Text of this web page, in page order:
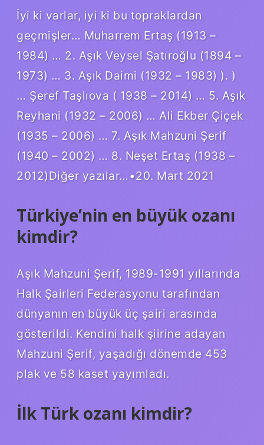
İyi ki varlar, iyi ki bu topraklardan
geçmişler… Muharrem Ertaş (1913 –
1984) … 2. Aşık Veysel Şatıroğlu (1894 –
1973) … 3. Aşık Daimi (1932 – 1983) ). )
… Şeref Taşlıova ( 1938 – 2014) … 5. Aşık
Reyhani (1932 – 2006) … Ali Ekber Çiçek
(1935 – 2006) … 7. Aşık Mahzuni Şerif
(1940 – 2002) … 8. Neşet Ertaş (1938 –
2012)Diğer yazılar…•20. Mart 2021
Türkiye’nin en büyük ozanı
kimdir?
Aşık Mahzuni Şerif, 1989-1991 yıllarında
Halk Şairleri Federasyonu tarafından
dünyanın en büyük üç şairi arasında
gösterildi. Kendini halk şiirine adayan
Mahzuni Şerif, yaşadığı dönemde 453
plak ve 58 kaset yayımladı.
İlk Türk ozanı kimdir?